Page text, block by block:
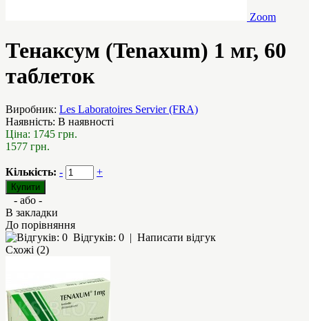
Zoom
Тенаксум (Tenaxum) 1 мг, 60
таблеток
Виробник: Les Laboratoires Servier (FRA)
Наявність: В наявності
Ціна: 1745 грн.
1577 грн.
Кількість: - +
- або -
В закладки
До порівняння
Відгуків: 0 | Написати відгук
Схожі (2)